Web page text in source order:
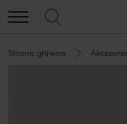
Strona główna Akcesoria